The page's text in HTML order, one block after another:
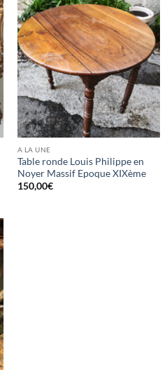
A LA UNE
Table ronde Louis Philippe en
Noyer Massif Epoque XIXème
150,00€